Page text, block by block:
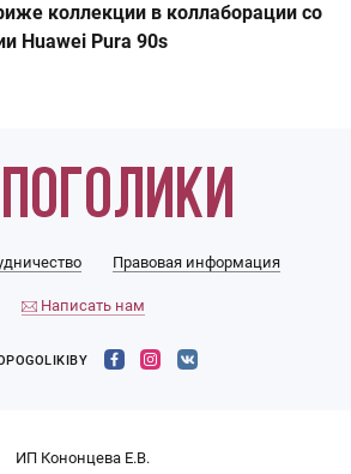
коллекции в коллаборации со
Huawei Pura 90s
Правовая информация
Написать нам
ИП Кононцева Е.В.